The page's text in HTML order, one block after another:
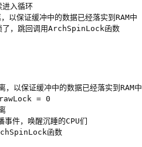
入循环
保证缓冲中的数据已经落实到RAM中
@r1=0
保证缓冲中的数据已经落实到RAM中
= 0
件，唤醒沉睡的CPU们